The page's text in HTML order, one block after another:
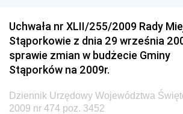
Dziennik Urzędowy Ministerstwa
Narodowego i Sportu
Dziennik Urzędowy Ministra
Dziennik Urzędowy Ministra
Uchwała nr XLII/255/2009 Rady
Stąporkowie z dnia 29 września
sprawie zmian w budżecie Gminy
Stąporków na 2009r.
Dziennik Urzędowy Województwa
2009 nr 474 poz. 3452